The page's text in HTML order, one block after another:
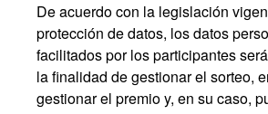
De acuerdo con la legislación
protección de datos, los datos
facilitados por los participantes
la finalidad de gestionar el sorteo,
gestionar el premio y, en su caso,